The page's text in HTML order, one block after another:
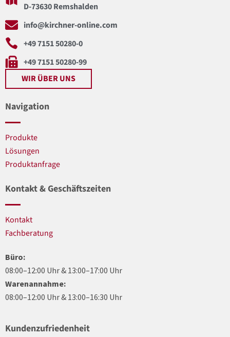
D-73630 Remshalden
info@kirchner-online.com
+49 7151 50280-0
+49 7151 50280-99
WIR ÜBER UNS
Navigation
Produkte
Lösungen
Produktanfrage
Kontakt & Geschäftszeiten
Kontakt
Fachberatung
Büro:
08:00–12:00 Uhr & 13:00–17:00 Uhr
Warenannahme:
08:00–12:00 Uhr & 13:00–16:30 Uhr
Kundenzufriedenheit